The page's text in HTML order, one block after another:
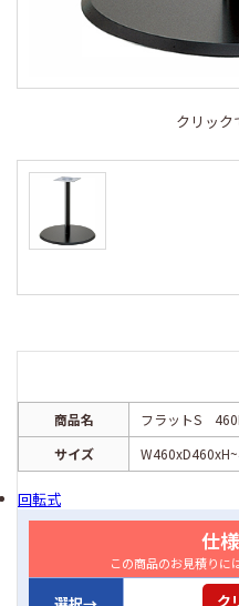
クリック
商品名
フラットS
サイズ
回転式
仕
この商品のお見積りに
ク